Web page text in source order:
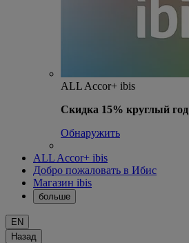
ALL Accor+ ibis
Скидка 15% круглый год
Обнаружить
ALL Accor+ ibis
Добро пожаловать в Ибис
Магазин ibis
больше
EN
Назад